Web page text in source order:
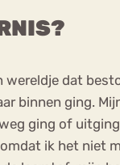
dat
binnen ging.
ging of
ik het niet